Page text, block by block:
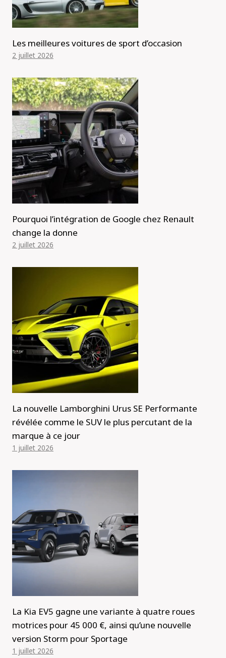
Les meilleures voitures de sport d’occasion
2 juillet 2026
Pourquoi l’intégration de Google chez Renault
change la donne
2 juillet 2026
La nouvelle Lamborghini Urus SE Performante
révélée comme le SUV le plus percutant de la
marque à ce jour
1 juillet 2026
La Kia EV5 gagne une variante à quatre roues
motrices pour 45 000 €, ainsi qu’une nouvelle
version Storm pour Sportage
1 juillet 2026